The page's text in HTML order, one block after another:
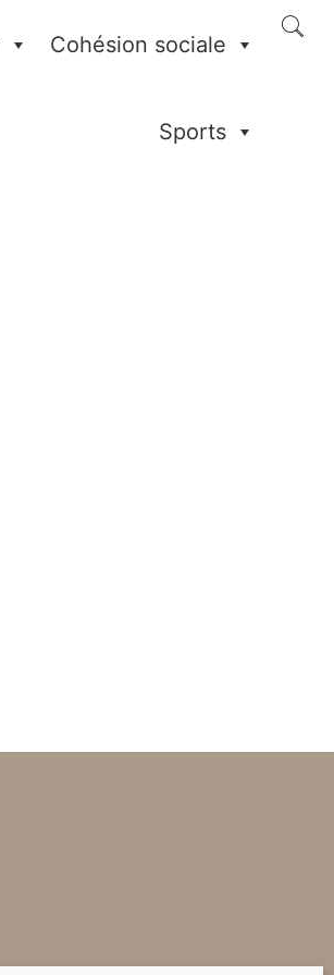
Cohésion sociale
Sports